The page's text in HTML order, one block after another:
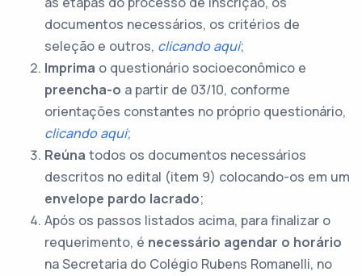
documentos necessários, os critérios de
seleção e outros, clicando aqui;
Imprima o questionário socioeconômico e
preencha-o a partir de 03/10, conforme
orientações constantes no próprio questionário,
clicando aqui;
Reúna todos os documentos necessários
descritos no edital (item 9) colocando-os em um
envelope pardo lacrado;
Após os passos listados acima, para finalizar o
requerimento, é necessário agendar o horário
na Secretaria do Colégio Rubens Romanelli, no